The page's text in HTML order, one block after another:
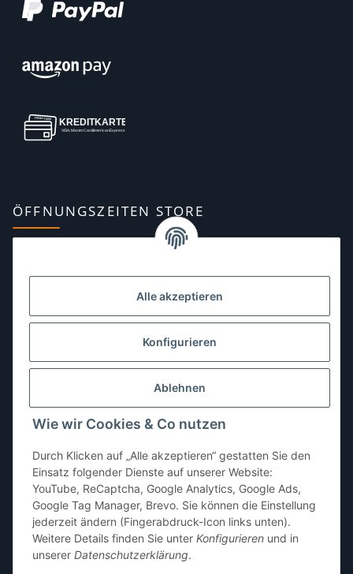
Alle akzeptieren
Konfigurieren
Ablehnen
Wie wir Cookies & Co nutzen
Durch Klicken auf „Alle akzeptieren“ gestatten Sie den
Einsatz folgender Dienste auf unserer Website:
YouTube, ReCaptcha, Google Analytics, Google Ads,
Google Tag Manager, Brevo. Sie können die Einstellung
jederzeit ändern (Fingerabdruck-Icon links unten).
Weitere Details finden Sie unter Konfigurieren und in
unserer Datenschutzerklärung.
ÖFFNUNGSZEITEN STORE
10:00–13:00, 14:00–18:00 Uhr
Dienstag:10:00–13:00, 14:00–16:00 Uhr
10:00–13:00 Uhr
Freitag:10:00–13:00, 14:00–18:00 Uhr
Sonntag: geschlossen
* Alle Preise inkl. gesetzlicher USt., zzgl.Versand